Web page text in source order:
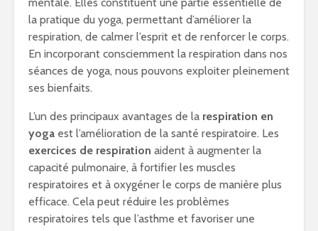
la pratique du yoga, permettant d’améliorer la
respiration, de calmer l’esprit et de renforcer le corps.
En incorporant consciemment la respiration dans nos
séances de yoga, nous pouvons exploiter pleinement
ses bienfaits.
L’un des principaux avantages de la respiration en
yoga est l’amélioration de la santé respiratoire. Les
exercices de respiration aident à augmenter la
capacité pulmonaire, à fortifier les muscles
respiratoires et à oxygéner le corps de manière plus
efficace. Cela peut réduire les problèmes
respiratoires tels que l’asthme et favoriser une